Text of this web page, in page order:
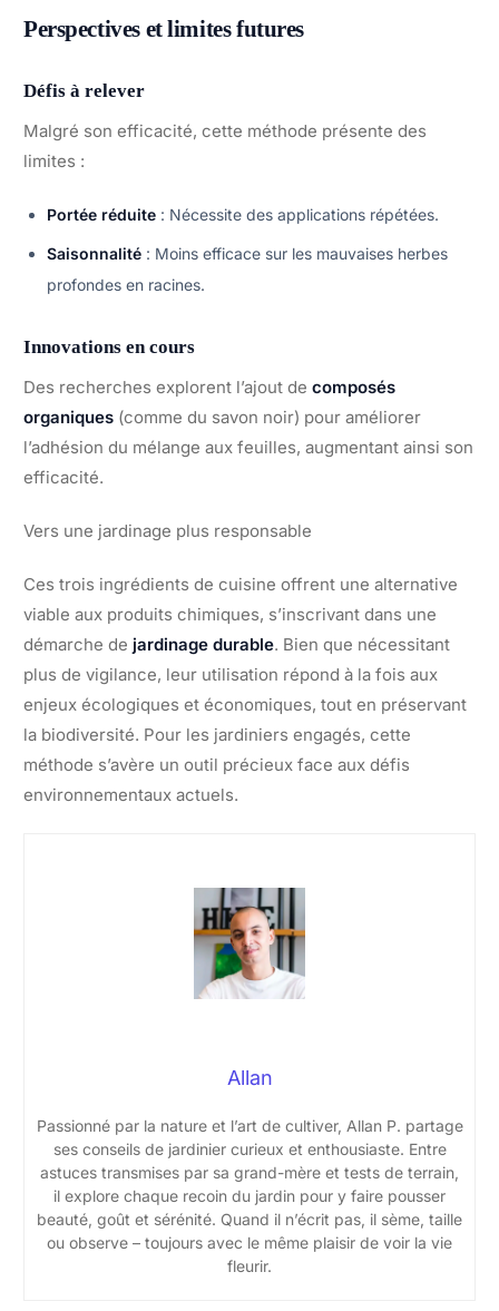
Perspectives et limites futures
Défis à relever
Malgré son efficacité, cette méthode présente des
limites :
Portée réduite : Nécessite des applications répétées.
Saisonnalité : Moins efficace sur les mauvaises herbes
profondes en racines.
Innovations en cours
Des recherches explorent l’ajout de composés
organiques (comme du savon noir) pour améliorer
l’adhésion du mélange aux feuilles, augmentant ainsi son
efficacité.
Vers une jardinage plus responsable
Ces trois ingrédients de cuisine offrent une alternative
viable aux produits chimiques, s’inscrivant dans une
démarche de jardinage durable. Bien que nécessitant
plus de vigilance, leur utilisation répond à la fois aux
enjeux écologiques et économiques, tout en préservant
la biodiversité. Pour les jardiniers engagés, cette
méthode s’avère un outil précieux face aux défis
environnementaux actuels.
Allan
Passionné par la nature et l’art de cultiver, Allan P. partage
ses conseils de jardinier curieux et enthousiaste. Entre
astuces transmises par sa grand-mère et tests de terrain,
il explore chaque recoin du jardin pour y faire pousser
beauté, goût et sérénité. Quand il n’écrit pas, il sème, taille
ou observe – toujours avec le même plaisir de voir la vie
fleurir.